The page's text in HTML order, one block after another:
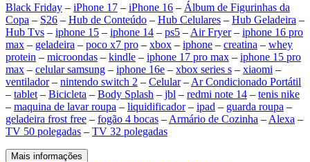
Black Friday – iPhone 17 – iPhone 16 – Álbum de Figurinhas da
Copa – S26 – Hub de Conteúdo – Hub Celulares – Hub Geladeira –
Hub Tvs – iphone 15 – iphone 14 – ps5 – Air Fryer– iphone 16 pro
max – geladeira – poco x7 pro – xbox – iphone – creatina – whey
protein – microondas – kindle – iphone 17 pro max – iphone 15 pro
max – celular samsung – iphone 16e – xbox series s – xiaomi –
ventilador– nintendo switch 2 – Celular– Ar Condicionado Portátil
– tablet – Bicicleta – Body Splash – jbl – redmi note 14 – tenis nike
– maquina de lavar roupa – liquidificador– ipad – guarda roupa –
geladeira frost free – fogão 4 bocas – Armário de Cozinha – Alexa –
TV 50 polegadas – TV 32 polegadas
Mais informações